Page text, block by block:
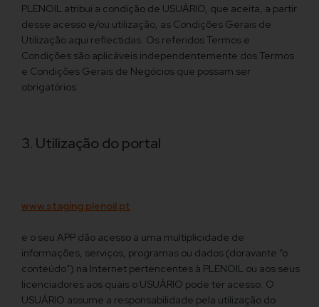
PLENOIL atribui a condição de USUÁRIO, que aceita, a partir
desse acesso e/ou utilização, as Condições Gerais de
Utilização aqui reflectidas. Os referidos Termos e
Condições são aplicáveis independentemente dos Termos
e Condições Gerais de Negócios que possam ser
obrigatórios.
3. Utilização do portal
www.staging.plenoil.pt
e o seu APP dão acesso a uma multiplicidade de
informações, serviços, programas ou dados (doravante “o
conteúdo”) na Internet pertencentes à PLENOIL ou aos seus
licenciadores aos quais o USUÁRIO pode ter acesso. O
USUÁRIO assume a responsabilidade pela utilização do